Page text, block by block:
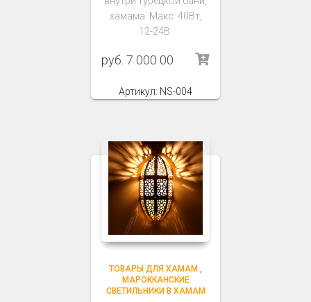
хамама. Макс. 40Вт,
12-24В.
руб. 7 000 00
Артикул: NS-004
ТОВАРЫ ДЛЯ ХАМАМ
МАРОККАНСКИЕ
СВЕТИЛЬНИКИ В ХАМАМ